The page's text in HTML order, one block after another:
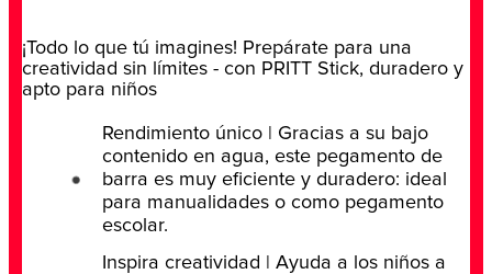
¡Todo lo que tú imagines! Prepárate para una
creatividad sin límites - con PRITT Stick, duradero y
apto para niños
Rendimiento único | Gracias a su bajo
contenido en agua, este pegamento de
barra es muy eficiente y duradero: ideal
para manualidades o como pegamento
escolar.
Inspira creatividad | Ayuda a los niños a